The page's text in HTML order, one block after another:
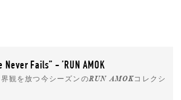
Never Fails” - ’RUN AMOK
観を放つ今シーズンのRUN AMOKコレクシ